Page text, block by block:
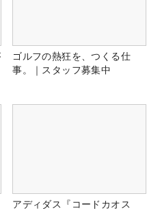
ゴルフの熱狂を、つくる仕
事。｜スタッフ募集中
アディダス『コードカオス